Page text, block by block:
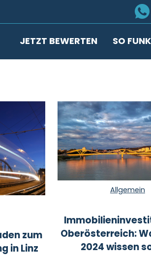
JETZT BEWERTEN SO
zum
in Linz
Allgemein
Oberösterreich:
2024 wissen